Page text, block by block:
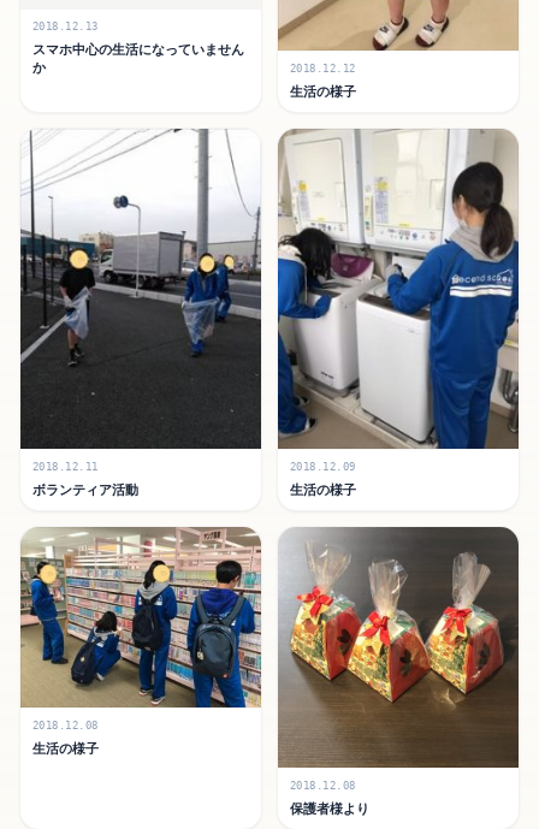
2018.12.13
スマホ中心の生活になっていません
か
2018.12.12
生活の様子
2018.12.11
ボランティア活動
2018.12.09
生活の様子
2018.12.08
生活の様子
2018.12.08
保護者様より